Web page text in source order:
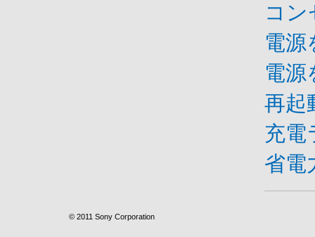
コン
電源
電源
再起
充電
省電
© 2011 Sony Corporation